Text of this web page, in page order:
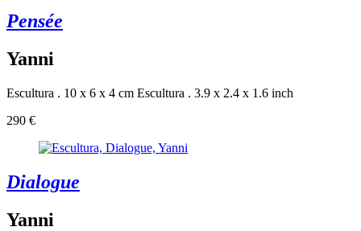
Pensée
Yanni
Escultura . 10 x 6 x 4 cm Escultura . 3.9 x 2.4 x 1.6 inch
290 €
Dialogue
Yanni